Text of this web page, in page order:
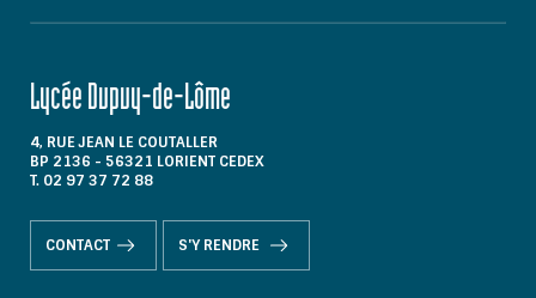
Lycée Dupuy-de-Lôme
4, RUE JEAN LE COUTALLER
BP 2136 - 56321 LORIENT CEDEX
T. 02 97 37 72 88
CONTACT S'Y RENDRE